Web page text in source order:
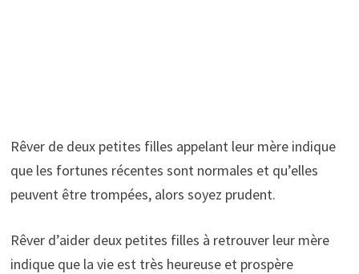
Rêver de deux petites filles appelant leur mère indique
que les fortunes récentes sont normales et qu’elles
peuvent être trompées, alors soyez prudent.
Rêver d’aider deux petites filles à retrouver leur mère
indique que la vie est très heureuse et prospère